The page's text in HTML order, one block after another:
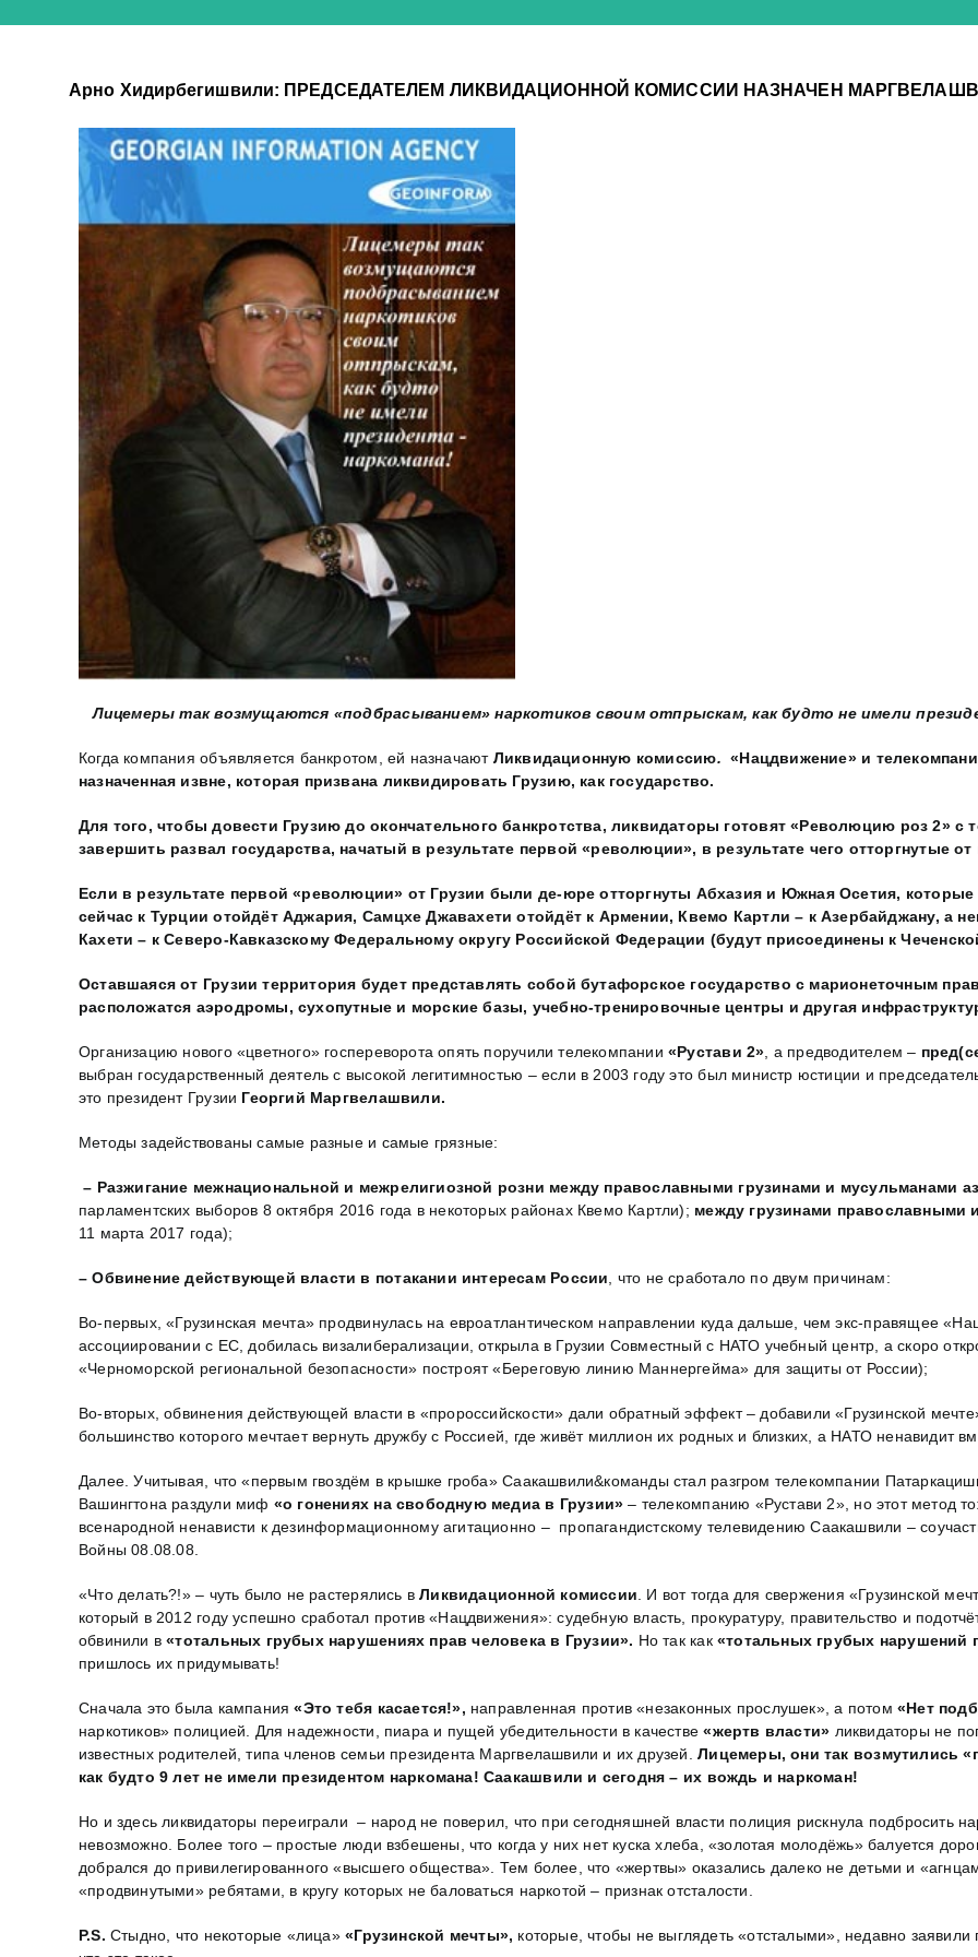
Арно Хидирбегишвили: ПРЕДСЕДАТЕЛЕМ ЛИКВИДАЦИОННОЙ КОМИССИИ НАЗНАЧЕН
Лицемеры так возмущаются «подбрасыванием» наркотиков своим отпрыскам, как будто не имели
Когда компания объявляется банкротом, ей назначают Ликвидационную комиссию. «Нацдвижение» и
назначенная извне, которая призвана ликвидировать Грузию, как государство.
Для того, чтобы довести Грузию до окончательного банкротства, ликвидаторы готовят«Революцию роз 2» с
завершить развал государства, начатый в результате первой «революции», в результате чего отторгнутые
Если в результате первой «революции» от Грузии были де-юре отторгнуты Абхазия и Южная Осетия,
сейчас к Турции отойдёт Аджария, Самцхе Джавахети отойдёт к Армении, Квемо Картли – к Азербайджану, а
Кахети – к Северо-Кавказскому Федеральному округу Российской Федерации (будут присоединены к
Оставшаяся от Грузии территория будет представлять собой бутафорское государство с марионеточным
расположатся аэродромы, сухопутные и морские базы, учебно-тренировочные центры и другая
Организацию нового «цветного» госпереворота опять поручили телекомпании«Рустави 2» , а предводителем –
выбран государственный деятель с высокой легитимностью – если в 2003 году это был министр юстиции и
это президент Грузии Георгий Маргвелашвили.
Методы задействованы самые разные и самые грязные:
– Разжигание межнациональной и межрелигиозной розни между православными грузинами и мусульманами
парламентских выборов 8 октября 2016 года в некоторых районах Квемо Картли); между грузинами православными
11 марта 2017 года);
– Обвинение действующей власти в потакании интересам России , что не сработало по двум причинам:
Во-первых, «Грузинская мечта» продвинулась на евроатлантическом направлении куда дальше, чем экс-правящее
ассоциировании с ЕС, добилась визалиберализации, открыла в Грузии Совместный с НАТО учебный центр, а скоро
«Черноморской региональной безопасности» построят «Береговую линию Маннергейма» для защиты от России);
Во-вторых, обвинения действующей власти в «пророссийскости» дали обратный эффект – добавили «Грузинской
большинство которого мечтает вернуть дружбу с Россией, где живёт миллион их родных и близких, а НАТО ненавидит
Далее. Учитывая, что «первым гвоздём в крышке гроба» Саакашвили&команды стал разгром телекомпании
Вашингтона раздули миф «о гонениях на свободную медиа в Грузии» – телекомпанию «Рустави 2», но этот метод
всенародной ненависти к дезинформационному агитационно – пропагандистскому телевидению Саакашвили –
Войны 08.08.08.
«Что делать?!» – чуть было не растерялись вЛиквидационной комиссии . И вот тогда для свержения «Грузинской
который в 2012 году успешно сработал против «Нацдвижения»: судебную власть, прокуратуру, правительство и
обвинили в«тотальных грубых нарушениях прав человека в Грузии». Но так как «тотальных грубых нарушений
пришлось их придумывать!
Сначала это была кампания«Это тебя касается!», направленная против «незаконных прослушек», а потом «Нет
наркотиков» полицией. Для надежности, пиара и пущей убедительности в качестве«жертв власти» ликвидаторы не
известных родителей, типа членов семьи президента Маргвелашвили и их друзей.Лицемеры, они так возмутились
как будто 9 лет не имели президентом наркомана! Саакашвили и сегодня – их вождь и наркоман!
Но и здесь ликвидаторы переиграли – народ не поверил, что при сегодняшней власти полиция рискнула подбросить
невозможно. Более того – простые люди взбешены, что когда у них нет куска хлеба, «золотая молодёжь» балуется
добрался до привилегированного «высшего общества». Тем более, что «жертвы» оказались далеко не детьми и
«продвинутыми» ребятами, в кругу которых не баловаться наркотой – признак отсталости.
P.S. Стыдно, что некоторые «лица»«Грузинской мечты», которые, чтобы не выглядеть «отсталыми», недавно